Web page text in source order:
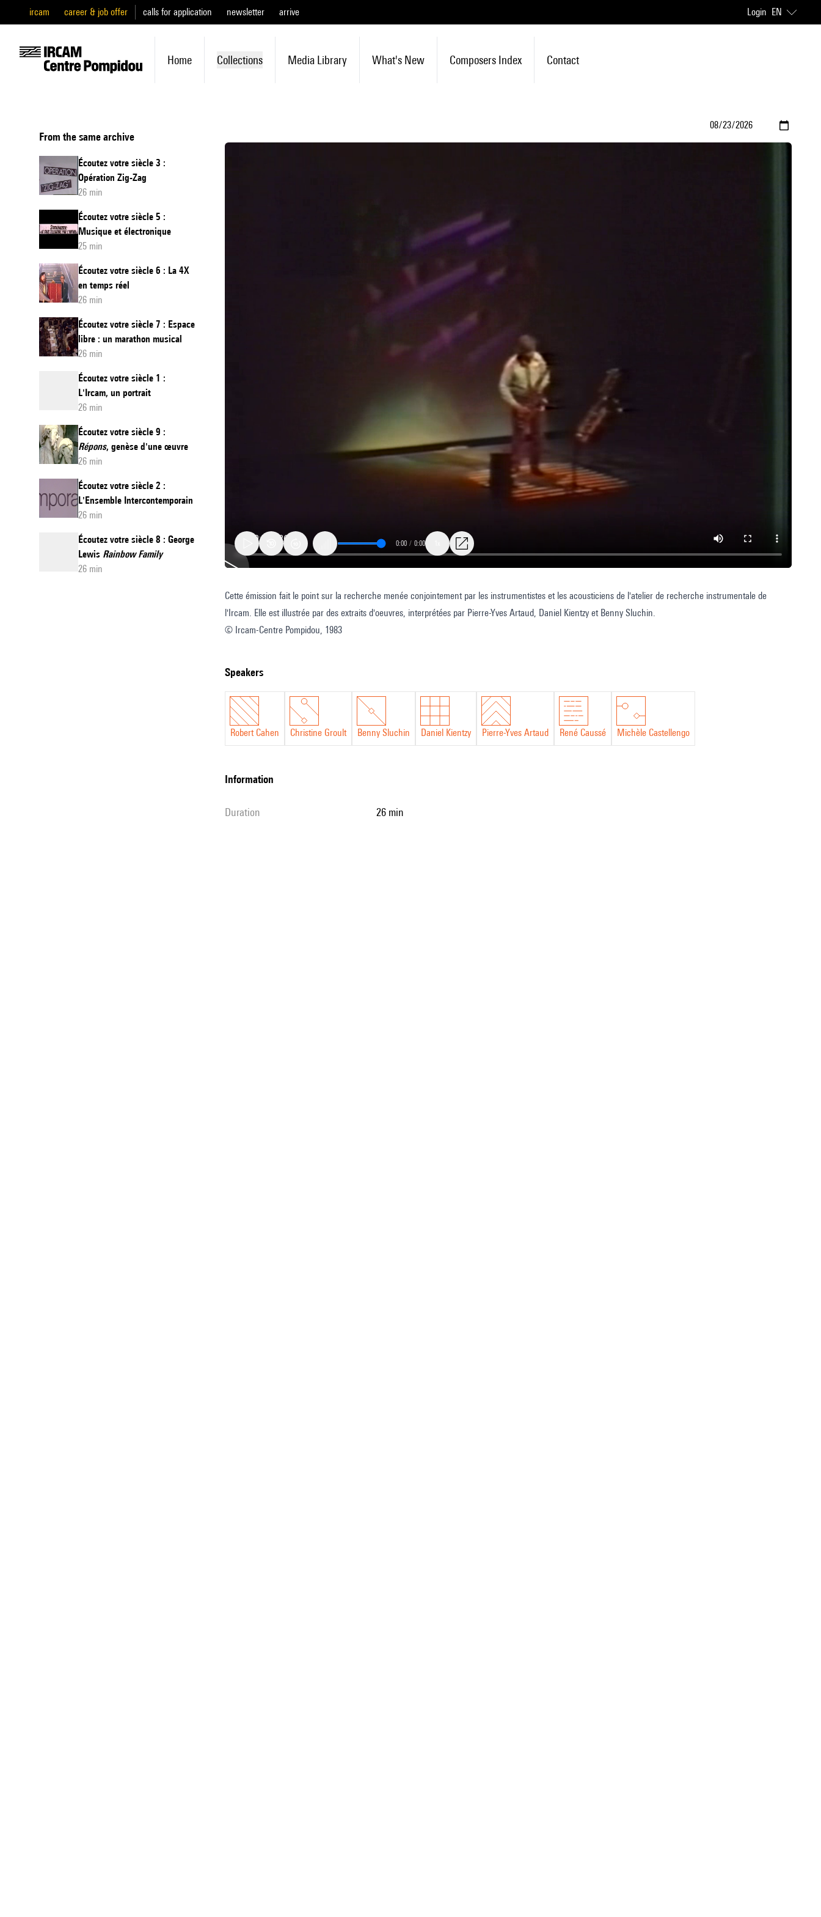
ircam career & job offer calls for application newsletter arrive Login EN
Home Collections Media Library What's New Composers Index Contact
From the same archive
Écoutez votre siècle 3 :
Opération Zig-Zag
26 min
Écoutez votre siècle 5 :
Musique et électronique
25 min
Écoutez votre siècle 6 : La 4X
en temps réel
26 min
Écoutez votre siècle 7 : Espace
libre : un marathon musical
26 min
Écoutez votre siècle 1 :
L'Ircam, un portrait
26 min
Écoutez votre siècle 9 :
Répons, genèse d'une œuvre
26 min
Écoutez votre siècle 2 :
L'Ensemble Intercontemporain
26 min
Écoutez votre siècle 8 : George
Lewis Rainbow Family
26 min
Écoutez
votre
siècle
:
recherche
instrumentale
0:00 / 0:00
Cette émission fait le point sur la recherche menée conjointement par les instrumentistes et les acousticiens de l'atelier de recherche instrumentale de
l'Ircam. Elle est illustrée par des extraits d'oeuvres, interprétées par Pierre-Yves Artaud, Daniel Kientzy et Benny Sluchin.
© Ircam-Centre Pompidou, 1983
speakers
Robert Cahen Christine Groult Benny Sluchin Daniel Kientzy Pierre-Yves Artaud René Caussé Michèle Castellengo
information
duration 26 min